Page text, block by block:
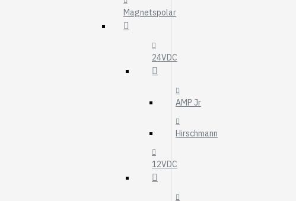
Magnetspolar
24VDC
AMP Jr
Hirschmann
12VDC